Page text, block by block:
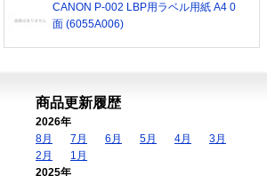
CANON P-002 LBP用ラベル用紙 A4 0
面 (6055A006)
商品更新履歴
2026年
8月
7月 6月 5月 4月
3月
2月
1月
2025年